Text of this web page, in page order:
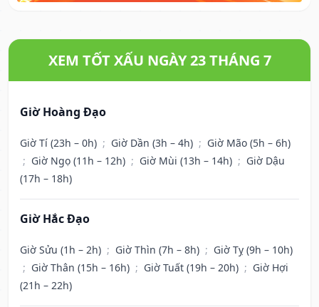
XEM TỐT XẤU NGÀY 23 THÁNG 7
Giờ Hoàng Đạo
Giờ Tí (23h – 0h) ; Giờ Dần (3h – 4h) ; Giờ Mão (5h – 6h)
; Giờ Ngọ (11h – 12h) ; Giờ Mùi (13h – 14h) ; Giờ Dậu
(17h – 18h)
Giờ Hắc Đạo
Giờ Sửu (1h – 2h) ; Giờ Thìn (7h – 8h) ; Giờ Tỵ (9h – 10h)
; Giờ Thân (15h – 16h) ; Giờ Tuất (19h – 20h) ; Giờ Hợi
(21h – 22h)